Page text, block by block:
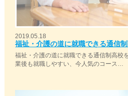
2019.05.18
福祉・介護の道に就職できる通信
福祉・介護の道に就職できる通信制高校
業後も就職しやすい、今人気のコース…